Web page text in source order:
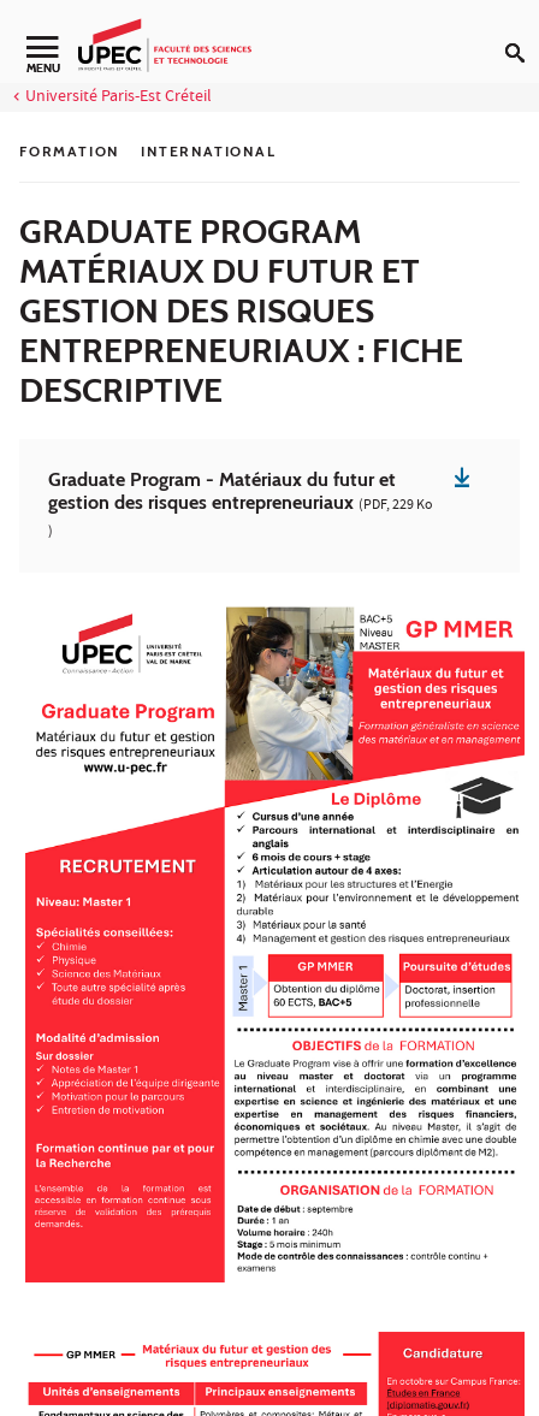
Aller au contenu
Navigation secondaire
MENU
Université Paris-Est Créteil
FORMATION INTERNATIONAL
GRADUATE PROGRAM
MATÉRIAUX DU FUTUR ET
GESTION DES RISQUES
ENTREPRENEURIAUX : FICHE
DESCRIPTIVE
Graduate Program - Matériaux du futur et
gestion des risques entrepreneuriaux (PDF, 229 Ko
)